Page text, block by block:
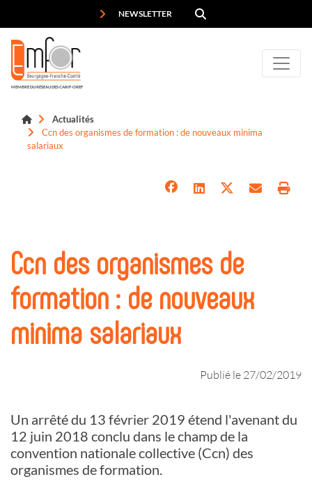
NEWSLETTER
MEMBRE DU RÉSEAU DES CARIF-OREF
Actualités
Ccn des organismes de formation : de nouveaux minima
salariaux
Ccn des organismes de
formation : de nouveaux
minima salariaux
Publié le 27/02/2019
Un arrêté du 13 février 2019 étend l'avenant du
12 juin 2018 conclu dans le champ de la
convention nationale collective (Ccn) des
organismes de formation.
Panneau de gestion des cookies